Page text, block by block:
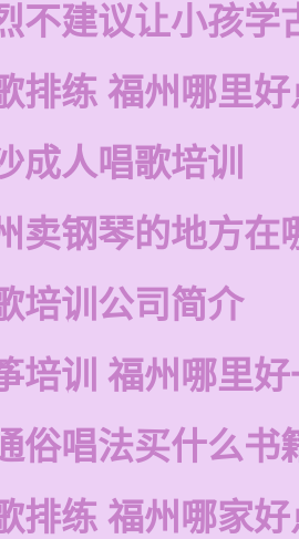
不建议让小孩学
排练 福州哪里好
成人唱歌培训
卖钢琴的地方在
培训公司简介
培训 福州哪里
俗唱法买什么书
排练 福州哪家好